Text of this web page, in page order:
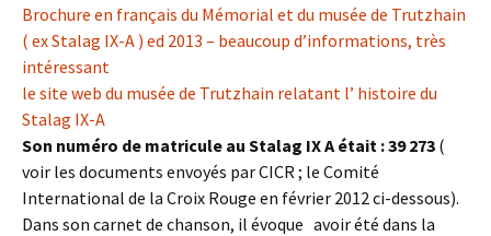
Brochure en français du Mémorial et du musée de Trutzhain
( ex Stalag IX-A ) ed 2013 – beaucoup d’informations, très
intéressant
le site web du musée de Trutzhain relatant l’ histoire du
Stalag IX-A
Son numéro de matricule au Stalag IX A était : 39 273 (
voir les documents envoyés par CICR ; le Comité
International de la Croix Rouge en février 2012 ci-dessous).
Dans son carnet de chanson, il évoque avoir été dans la